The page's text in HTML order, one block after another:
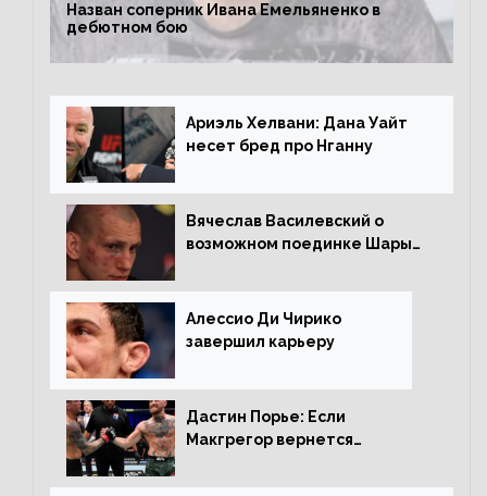
Назван соперник Ивана Емельяненко в
дебютном бою
Ариэль Хелвани: Дана Уайт
несет бред про Нганну
Вячеслав Василевский о
возможном поединке Шары
Копыловым
Алессио Ди Чирико
завершил карьеру
Дастин Порье: Если
Макгрегор вернется
раунда на Чендлера